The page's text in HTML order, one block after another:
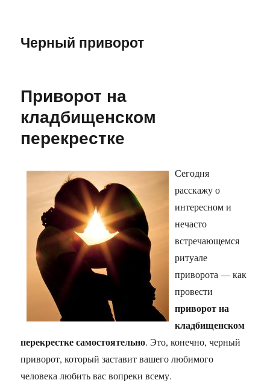
Черный приворот
Приворот на
кладбищенском
перекрестке
Сегодня
расскажу о
интересном и
нечасто
встречающемся
ритуале
приворота — как
провести
приворот на
кладбищенском
перекрестке самостоятельно. Это, конечно, черный
приворот, который заставит вашего любимого
человека любить вас вопреки всему.